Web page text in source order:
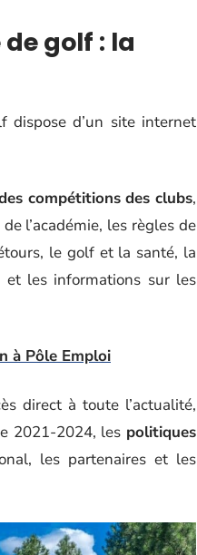
golf : la
dispose d’un site internet
compétitions des clubs,
l’académie, les règles de
le golf et la santé, la
et les informations sur les
à Pôle Emploi
direct à toute l’actualité,
2021-2024, les politiques
les partenaires et les